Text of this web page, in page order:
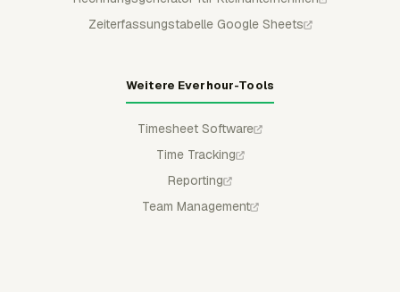
Zeiterfassungstabelle Google Sheets
Weitere Everhour-Tools
Timesheet Software
Time Tracking
Reporting
Team Management